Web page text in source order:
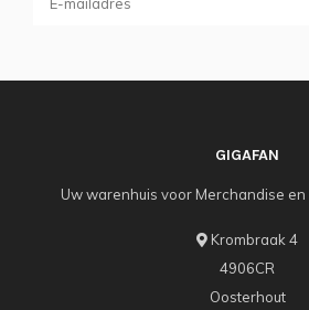
GIGAFAN
Uw warenhuis voor Merchandise
Krombraak 4
4906CR
Oosterhout